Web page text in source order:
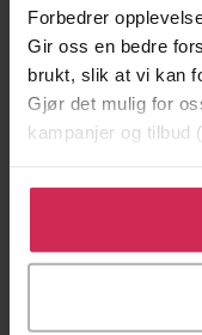
Forbedrer
Gir oss en bedre
brukt, slik at vi kan
Gjør det mulig for
kampanjer og tilbud
Klikk på «Godta
bruke cookies for
tilpasse ditt
Minnesota